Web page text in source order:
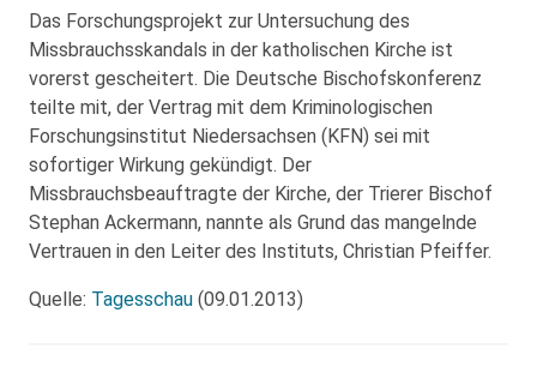
Das Forschungsprojekt zur Untersuchung des
Missbrauchsskandals in der katholischen Kirche ist
vorerst gescheitert. Die Deutsche Bischofskonferenz
teilte mit, der Vertrag mit dem Kriminologischen
Forschungsinstitut Niedersachsen (KFN) sei mit
sofortiger Wirkung gekündigt. Der
Missbrauchsbeauftragte der Kirche, der Trierer Bischof
Stephan Ackermann, nannte als Grund das mangelnde
Vertrauen in den Leiter des Instituts, Christian Pfeiffer.
Quelle: Tagesschau (09.01.2013)